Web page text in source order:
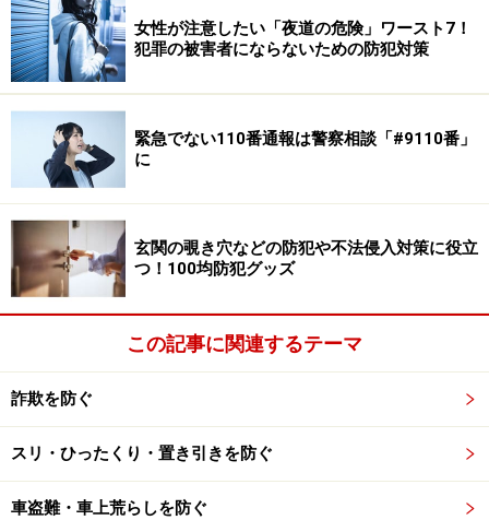
る」ことを絶対に避けましょう。
=関連ガイド記事=
後ろのストーカー
都市型ストーカーとは？
表札のアレンジから分かる性別
最近の集合住宅では、集合郵便受けにも名前を表示しな
いところが増えています。
届きます。また、かわいらしくアレンジした表札など、
明らかに若い女性とわかるようなものは避けて、シンプ
女性が注意したい「夜道の危険」ワースト7！
犯罪の被害者にならないための防犯対策
緊急でない110番通報は警察相談「#9110番」
に
玄関の覗き穴などの防犯や不法侵入対策に役立
つ！100均防犯グッズ
この記事に関連するテーマ
詐欺を防ぐ
スリ・ひったくり・置き引きを防ぐ
車盗難・車上荒らしを防ぐ